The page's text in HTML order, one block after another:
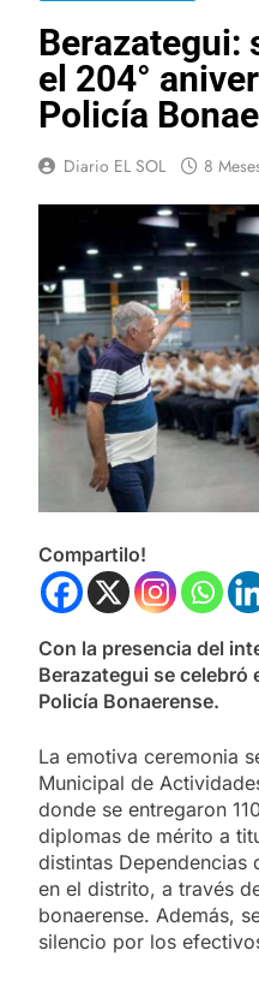
Berazategui:
el 204°
Policía
Diario EL SOL 8
Compartilo!
Con la presencia del
Berazategui se celebró
Policía Bonaerense.
La emotiva ceremonia
Municipal de
donde se entregaron
diplomas de mérito a
distintas Dependencias
en el distrito, a través
bonaerense. Además,
silencio por los